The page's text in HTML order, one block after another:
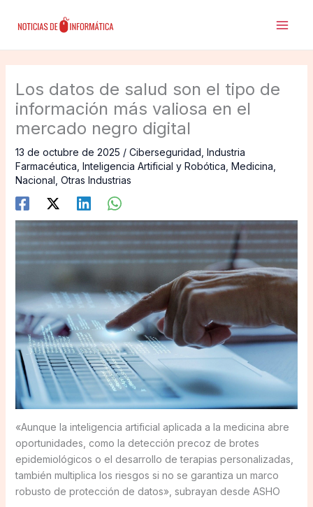
Los datos de salud son el tipo de
información más valiosa en el
mercado negro digital
13 de octubre de 2025 / Ciberseguridad Industria
Farmacéutica Inteligencia Artificial y Robótica Medicina
Nacional Otras Industrias
«Aunque la inteligencia artificial aplicada a la medicina abre
oportunidades, como la detección precoz de brotes
epidemiológicos o el desarrollo de terapias personalizadas,
también multiplica los riesgos si no se garantiza un marco
robusto de protección de datos», subrayan desde ASHO